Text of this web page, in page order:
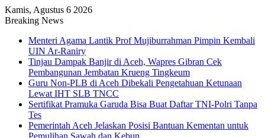
Kamis, Agustus 6 2026
Breaking News
Menteri Agama Lantik Prof Mujiburrahman Pimpin Kembali
UIN Ar-Raniry
Tinjau Dampak Banjir di Aceh, Wapres Gibran Cek
Pembangunan Jembatan Krueng Tingkeum
Guru Non-PLB di Aceh Dibekali Pengetahuan Ketunaan
Lewat IHT SLB TNCC
Sertifikat Pramuka Garuda Bisa Buat Daftar TNI-Polri Tanpa
Tes
Pemerintah Aceh Jelaskan Posisi Bantuan Kementan untuk
Pemulihan Sawah dan Kebun